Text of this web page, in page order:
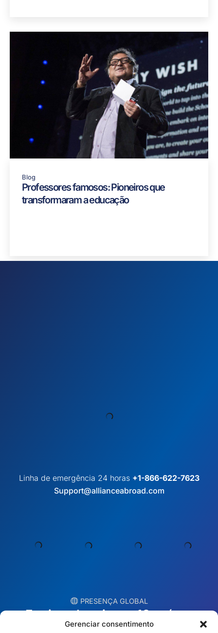
Gerenciar consentimento
Blog
Professores famosos: Pioneiros que
transformaram a educação
︎ PRESENÇA GLOBAL
Dubai Polônia